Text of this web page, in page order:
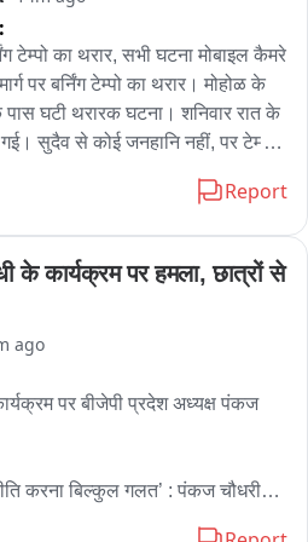
टेम्पो का थरार, सभी घटना मोबाइल कैमरे
पर बर्निंग टेम्पो का थरार। मोहोळ के
घटी थरारक घटना। शनिवार रात के
सुदैव से कोई जनहानि नहीं, पर टेम्पो
Report
के कार्यक्रम पर हमला, छात्रों से
ago
पर बीजेपी प्रदेश अध्यक्ष पंकज
करना बिल्कुल गलत’ : पंकज चौधरी